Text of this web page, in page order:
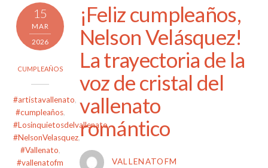
15
MAR
2026
CUMPLEAÑOS
#artistavallenato,
#cumpleaños,
#Losinquietosdelvallenato,
#NelsonVelasquez,
#Vallenato,
#vallenatofm
¡Feliz cumpleaños,
Nelson Velásquez!
La trayectoria de la
voz de cristal del
vallenato
romántico
VALLENATOFM